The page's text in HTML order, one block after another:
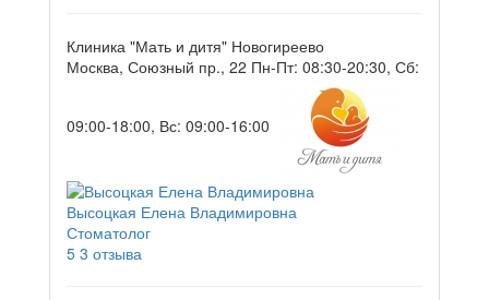
Клиника "Мать и дитя" Новогиреево
Москва, Союзный пр., 22 Пн-Пт: 08:30-20:30, Сб:
09:00-18:00, Вс: 09:00-16:00
Высоцкая Елена Владимировна
Стоматолог
5 3 отзыва